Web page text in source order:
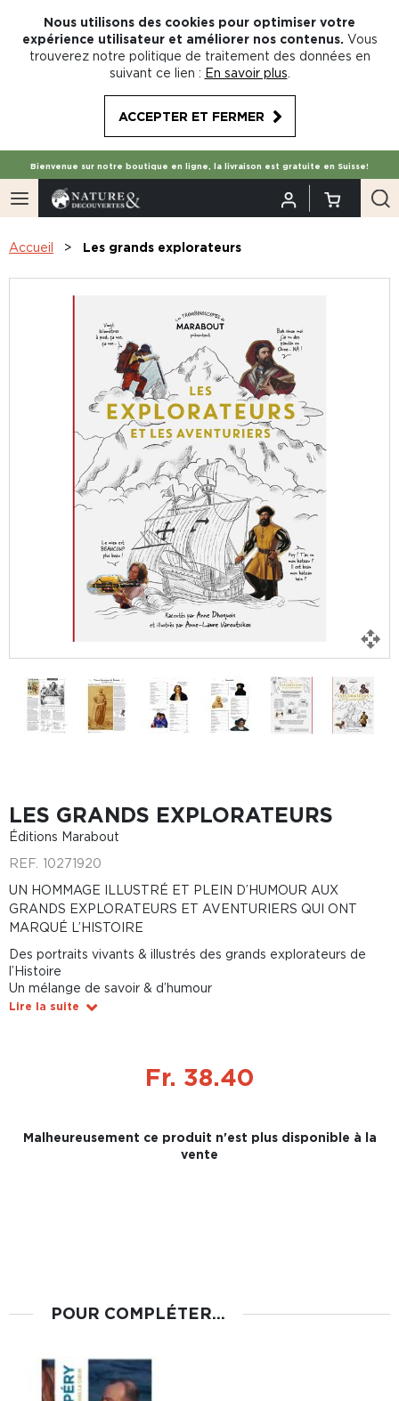
Nous utilisons des cookies pour optimiser votre
expérience utilisateur et améliorer nos contenus. Vous
trouverez notre politique de traitement des données en
suivant ce lien : En savoir plus
ACCEPTER ET FERMER
Bienvenue sur notre boutique en ligne, la livraison est gratuite en Suisse!
Accueil Les grands explorateurs
LES GRANDS EXPLORATEURS
Éditions Marabout
REF. 10271920
UN HOMMAGE ILLUSTRÉ ET PLEIN D’HUMOUR AUX
GRANDS EXPLORATEURS ET AVENTURIERS QUI ONT
MARQUÉ L’HISTOIRE
Des portraits vivants & illustrés des grands explorateurs de
l’Histoire
Un mélange de savoir & d’humour
Lire la suite
Fr. 38.40
Malheureusement ce produit n'est plus disponible à la
vente
POUR COMPLÉTER...